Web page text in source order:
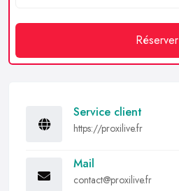
Réserver
Service client
https://proxilive.fr
Mail
contact@proxilive.fr